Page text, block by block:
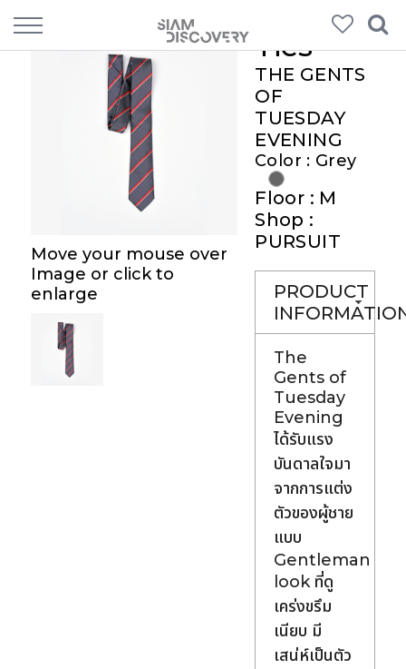
Move your mouse over
Image or click to
enlarge
Ties
THE GENTS
OF
TUESDAY
EVENING
Color : Grey
Floor : M
Shop :
PURSUIT
PRODUCT
The
Gents of
Tuesday
Evening
ได้รับแรง
บันดาลใจมา
จากการแต่ง
ตัวของผู้ชาย
แบบ
Gentleman
look ที่ดู
เคร่งขรึม
เนียบ มี
เสน่ห์เป็นตัว